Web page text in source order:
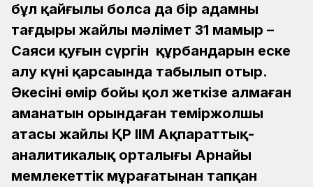
бұл қайғылы болса да бір адамның
тағдыры жайлы мәлімет 31 мамыр –
Саяси қуғын сүргін құрбандарын еске
алу күні қарсаңында табылып отыр.
Әкесінің өмір бойы қол жеткізе алмаған
аманатын орындаған теміржолшы
атасы жайлы ҚР ІІМ Ақпараттық-
аналитикалық орталығы Арнайы
мемлекеттік мұрағатынан тапқан